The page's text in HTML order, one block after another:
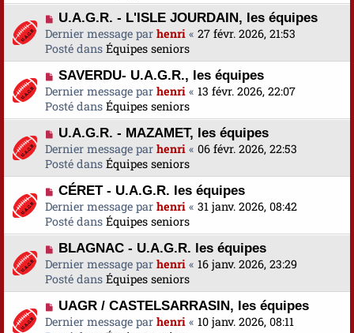
a
g
e
m
e
s
s
a
g
e
v
e
a
u
m
e
s
s
a
g
e
N
o
u
v
e
a
u
m
e
s
s
a
g
e
U.A.G.R. - L'ISLE JOURDAIN, les équipes
Dernier message par henri « 27 févr. 2026, 21:53
Posté dans Équipes seniors
N
o
u
v
e
a
u
m
e
s
s
a
g
e
SAVERDU- U.A.G.R., les équipes
Dernier message par henri « 13 févr. 2026, 22:07
Posté dans Équipes seniors
N
o
u
v
e
a
u
m
e
s
s
a
g
e
U.A.G.R. - MAZAMET, les équipes
Dernier message par henri « 06 févr. 2026, 22:53
Posté dans Équipes seniors
N
o
u
v
e
a
u
m
e
s
CÉRET - U.A.G.R. les équipes
Dernier message par henri « 31 janv. 2026, 08:42
Posté dans Équipes seniors
N
o
u
v
e
a
BLAGNAC - U.A.G.R. les équipes
Dernier message par henri « 16 janv. 2026, 23:29
Posté dans Équipes seniors
N
o
UAGR / CASTELSARRASIN, les équipes
Dernier message par henri « 10 janv. 2026, 08:11